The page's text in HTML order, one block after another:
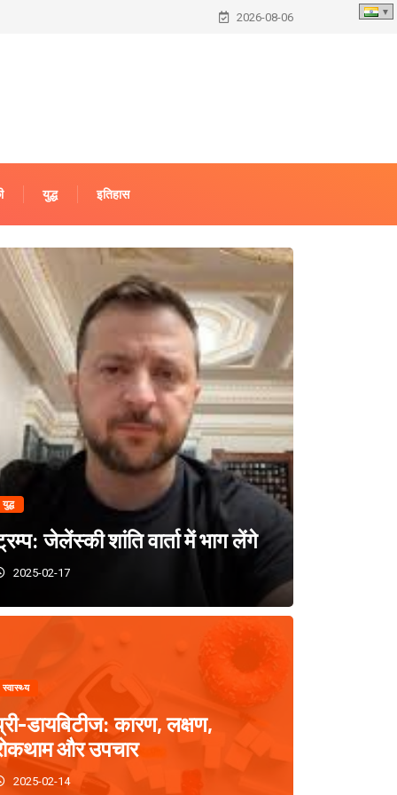
2026-08-06
युद्ध इतिहास
ब्रोंकियल अस्थमा: कारण,
उपचार के
2025-02-12
युद्ध
जेलेंस्की शांति वार्ता में भाग लेंगे
2025-02-17
स्वास्थ्य
डायबिटीज: कारण, लक्षण,
और उपचार
2025-02-14